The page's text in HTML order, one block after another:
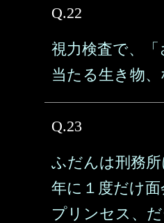
Q.22
視力検査で、
当たる生き物、
Q.23
ふだんは刑務所
年に１度だけ
プリンセス、